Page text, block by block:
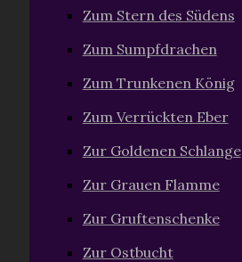
Zum Stern des Südens
Zum Sumpfdrachen
Zum Trunkenen König
Zum Verrückten Eber
Zur Goldenen Schlange
Zur Grauen Flamme
Zur Gruftenschenke
Zur Ostbucht